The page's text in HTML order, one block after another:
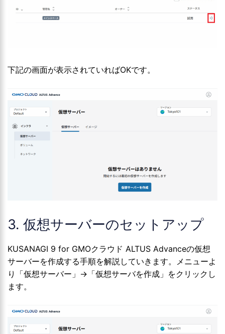
下記の画面が表示されていればOKです。
3. 仮想サーバーのセットアップ
KUSANAGI 9 for GMOクラウド ALTUS Advanceの仮想
サーバーを作成する手順を解説していきます。メニューよ
り「仮想サーバー」→「仮想サーバを作成」をクリックし
ます。